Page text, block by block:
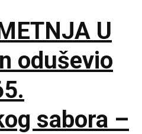
U
oduševio
sabora –